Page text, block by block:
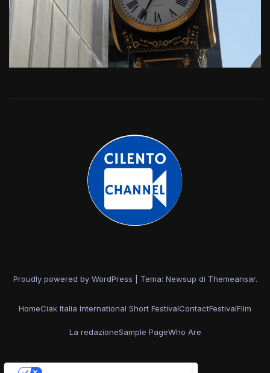
Proudly powered by WordPress Tema: Newsup di Themeansar.
HomeCiak Italia International Short FestivalContactFestivalFilm
La redazioneSample PageWho Are